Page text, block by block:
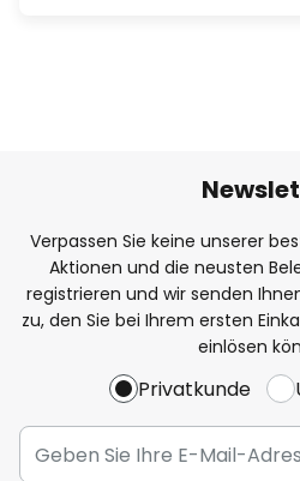
Verpassen Sie keine unserer
Aktionen und die neusten
registrieren und wir senden
zu, den Sie bei Ihrem ersten
einlösen
Privatkunde